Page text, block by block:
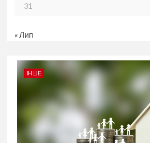
31
« Лип
ІНШЕ